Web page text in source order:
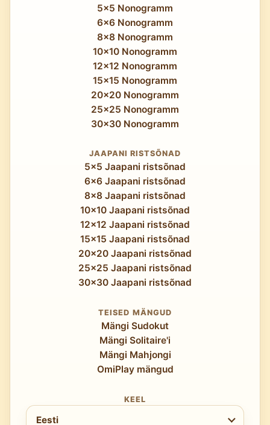
5x5 Nonogramm
6x6 Nonogramm
8x8 Nonogramm
10x10 Nonogramm
12x12 Nonogramm
15x15 Nonogramm
20x20 Nonogramm
25x25 Nonogramm
30x30 Nonogramm
JAAPANI RISTSÕNAD
5x5 Jaapani ristsõnad
6x6 Jaapani ristsõnad
8x8 Jaapani ristsõnad
10x10 Jaapani ristsõnad
12x12 Jaapani ristsõnad
15x15 Jaapani ristsõnad
20x20 Jaapani ristsõnad
25x25 Jaapani ristsõnad
30x30 Jaapani ristsõnad
TEISED MÄNGUD
Mängi Sudokut
Mängi Solitaire'i
Mängi Mahjongi
OmiPlay mängud
KEEL
Vali keel
Eesti